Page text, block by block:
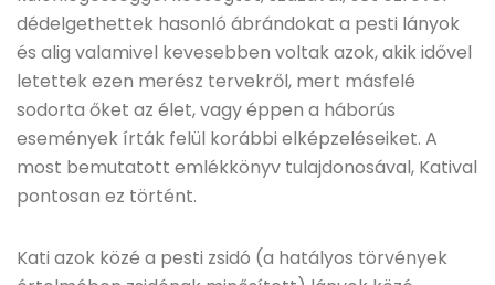
dédelgethettek hasonló ábrándokat a pesti lányok
és alig valamivel kevesebben voltak azok, akik idővel
letettek ezen merész tervekről, mert másfelé
sodorta őket az élet, vagy éppen a háborús
események írták felül korábbi elképzeléseiket. A
most bemutatott emlékkönyv tulajdonosával, Katival
pontosan ez történt.
Kati azok közé a pesti zsidó (a hatályos törvények